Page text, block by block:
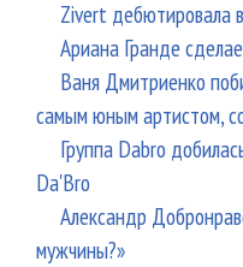
Zivert дебютировала
Ариана Гранде
Ваня Дмитриенко
самым юным артистом,
Группа Dabro
Da'Bro
Александр
мужчины?»